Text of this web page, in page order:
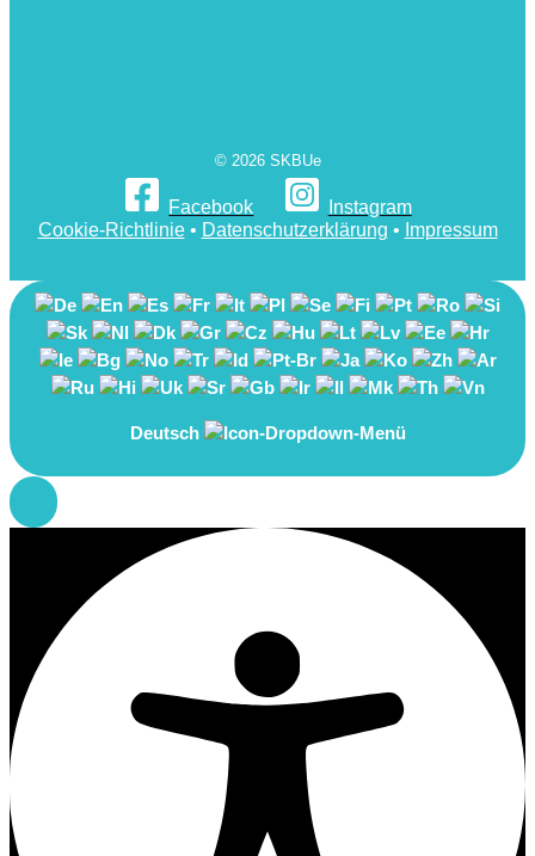
© 2026 SKBUe
Facebook
Instagram
Cookie-Richtlinie• Datenschutzerklärung • Impressum
Deutsch